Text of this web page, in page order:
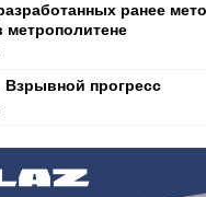
ранее
метрополитене
прогресс